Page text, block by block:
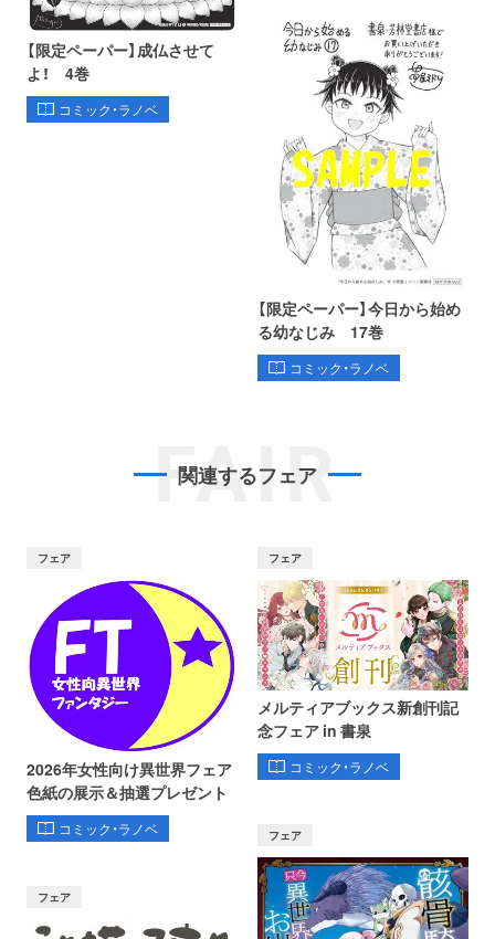
【限定ペーパー】成仏させて
よ！ 4巻
コミック・ラノベ
【限定ペーパー】今日から始め
る幼なじみ 17巻
コミック・ラノベ
FAIR
関連するフェア
フェア
2026年女性向け異世界フェア
色紙の展示＆抽選プレゼント
コミック・ラノベ
フェア
メルティアブックス新創刊記
念フェア in 書泉
コミック・ラノベ
フェア
フェア